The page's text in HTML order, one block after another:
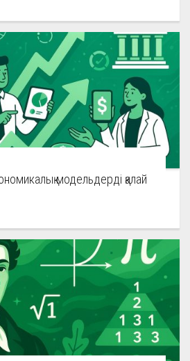
модельдерді қалай